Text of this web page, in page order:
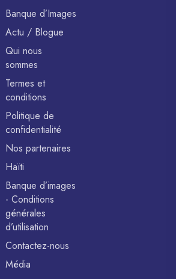
Banque d’Images
Actu / Blogue
Qui nous
sommes
Termes et
conditions
Politique de
confidentialité
Nos partenaires
Haïti
Banque d’images
- Conditions
générales
d’utilisation
Contactez-nous
Média